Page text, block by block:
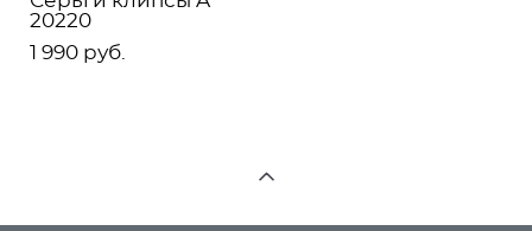
20220
1 990 pуб.